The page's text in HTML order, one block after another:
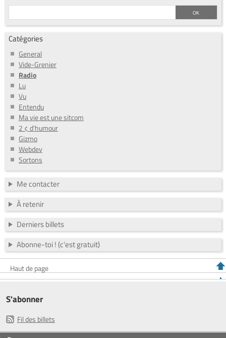
Catégories
General
Vide-Grenier
Radio
Lu
Vu
Entendu
Ma vie est une sitcom
2 ¢ d'humour
Gizmo
Webdev
Sortons
Me contacter
À retenir
Derniers billets
Abonne-toi ! (c'est gratuit)
Haut de page
S'abonner
Fil des billets